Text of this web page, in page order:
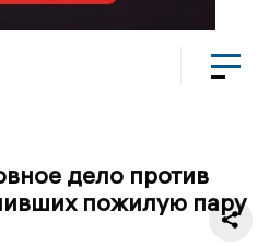
дело против
пожилую пару